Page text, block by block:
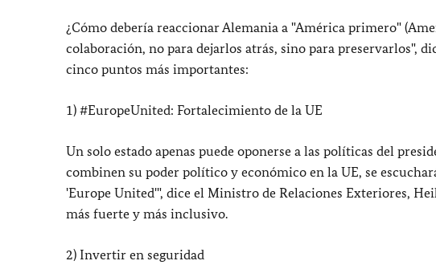
¿Cómo debería reaccionar Alemania a "América primero"
colaboración, no para dejarlos atrás, sino para preservarlos",
cinco puntos más importantes:
1) #EuropeUnited: Fortalecimiento de la UE
Un solo estado apenas puede oponerse a las políticas del
combinen su poder político y económico en la UE, se
'Europe United'", dice el Ministro de Relaciones Exteriores,
más fuerte y más inclusivo.
2) Invertir en seguridad